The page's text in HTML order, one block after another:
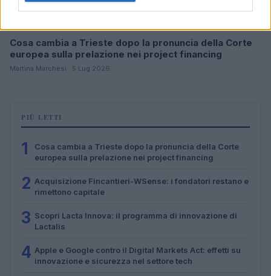
Cosa cambia a Trieste dopo la pronuncia della Corte
europea sulla prelazione nei project financing
Martina Marchesi · 5 Lug 2026
PIÙ LETTI
1
Cosa cambia a Trieste dopo la pronuncia della Corte
europea sulla prelazione nei project financing
2 Acquisizione Fincantieri-WSense: i fondatori restano e
rimettono capitale
3 Scopri Lacta Innova: il programma di innovazione di
Lactalis
4 Apple e Google contro il Digital Markets Act: effetti su
innovazione e sicurezza nel settore tech